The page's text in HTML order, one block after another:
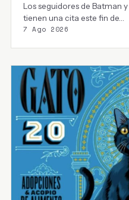
Los seguidores de Batman
tienen una cita este fin de…
7 Ago 2026